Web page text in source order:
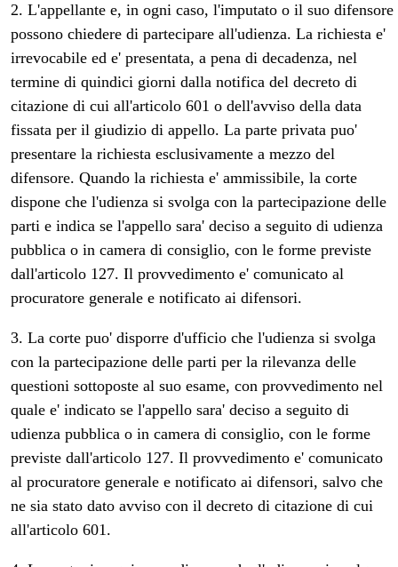
2. L'appellante e, in ogni caso, l'imputato o il suo difensore
possono chiedere di partecipare all'udienza. La richiesta e'
irrevocabile ed e' presentata, a pena di decadenza, nel
termine di quindici giorni dalla notifica del decreto di
citazione di cui all'articolo 601 o dell'avviso della data
fissata per il giudizio di appello. La parte privata puo'
presentare la richiesta esclusivamente a mezzo del
difensore. Quando la richiesta e' ammissibile, la corte
dispone che l'udienza si svolga con la partecipazione delle
parti e indica se l'appello sara' deciso a seguito di udienza
pubblica o in camera di consiglio, con le forme previste
dall'articolo 127. Il provvedimento e' comunicato al
procuratore generale e notificato ai difensori.
3. La corte puo' disporre d'ufficio che l'udienza si svolga
con la partecipazione delle parti per la rilevanza delle
questioni sottoposte al suo esame, con provvedimento nel
quale e' indicato se l'appello sara' deciso a seguito di
udienza pubblica o in camera di consiglio, con le forme
previste dall'articolo 127. Il provvedimento e' comunicato
al procuratore generale e notificato ai difensori, salvo che
ne sia stato dato avviso con il decreto di citazione di cui
all'articolo 601.